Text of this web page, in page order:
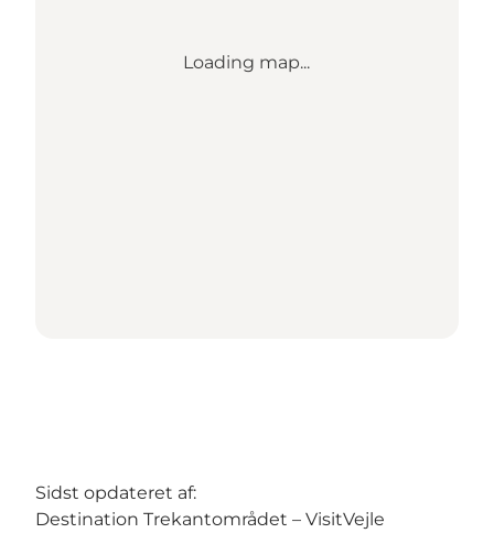
Loading map...
Sidst opdateret af:
Destination Trekantområdet – VisitVejle